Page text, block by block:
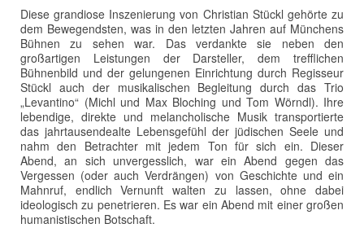
Diese grandiose Inszenierung von Christian Stückl gehörte zu
dem Bewegendsten, was in den letzten Jahren auf Münchens
Bühnen zu sehen war. Das verdankte sie neben den
großartigen Leistungen der Darsteller, dem trefflichen
Bühnenbild und der gelungenen Einrichtung durch Regisseur
Stückl auch der musikalischen Begleitung durch das Trio
„Levantino“ (Michl und Max Bloching und Tom Wörndl). Ihre
lebendige, direkte und melancholische Musik transportierte
das jahrtausendealte Lebensgefühl der jüdischen Seele und
nahm den Betrachter mit jedem Ton für sich ein. Dieser
Abend, an sich unvergesslich, war ein Abend gegen das
Vergessen (oder auch Verdrängen) von Geschichte und ein
Mahnruf, endlich Vernunft walten zu lassen, ohne dabei
ideologisch zu penetrieren. Es war ein Abend mit einer großen
humanistischen Botschaft.